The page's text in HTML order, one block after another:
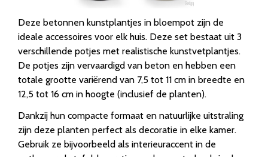
Deze betonnen kunstplantjes in bloempot zijn de
ideale accessoires voor elk huis. Deze set bestaat uit 3
verschillende potjes met realistische kunstvetplantjes.
De potjes zijn vervaardigd van beton en hebben een
totale grootte variërend van 7,5 tot 11 cm in breedte en
12,5 tot 16 cm in hoogte (inclusief de planten).
Dankzij hun compacte formaat en natuurlijke uitstraling
zijn deze planten perfect als decoratie in elke kamer.
Gebruik ze bijvoorbeeld als interieuraccent in de